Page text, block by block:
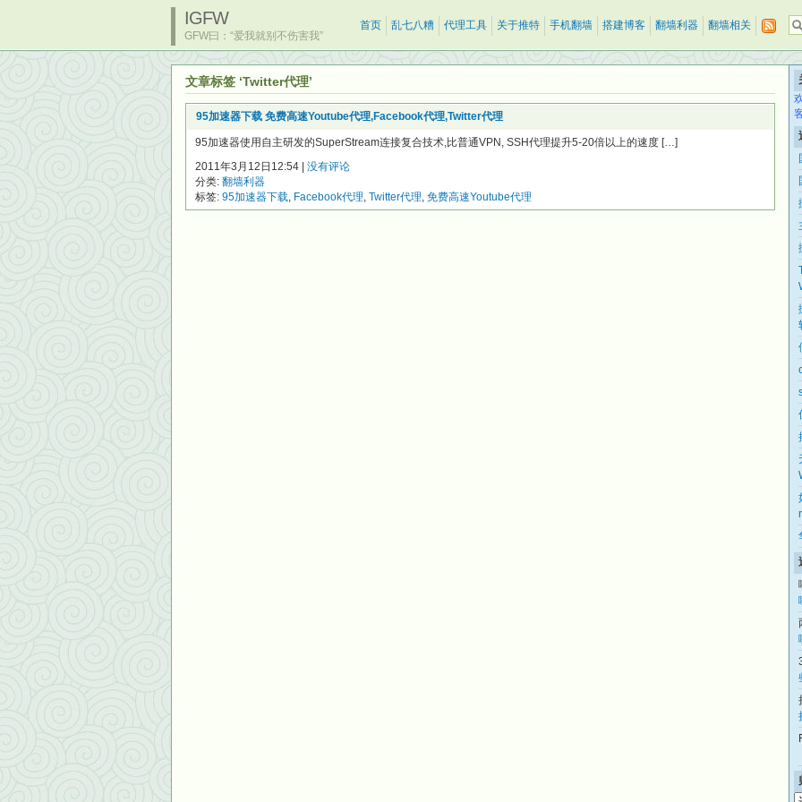
IGFW
GFW曰：“爱我就别不伤害我”
首页 乱七八糟 代理工具 关于推特 手机翻墙 搭建博客 翻墙利器 翻墙相关
文章标签 ‘Twitter代理’
95加速器下载 免费高速Youtube代理,Facebook代理,Twitter代理
95加速器使用自主研发的SuperStream连接复合技术,比普通VPN, SSH代理提升5-20倍以上的速度 […]
2011年3月12日12:54 | 没有评论
分类: 翻墙利器
标签: 95加速器下载, Facebook代理, Twitter代理, 免费高速Youtube代理